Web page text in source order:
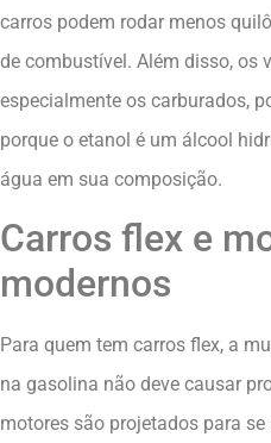
carros podem rodar menos
de combustível. Além disso, os
especialmente os carburados,
porque o etanol é um álcool
água em sua composição.
Carros flex e
modernos
Para quem tem carros flex, a
na gasolina não deve causar
motores são projetados para